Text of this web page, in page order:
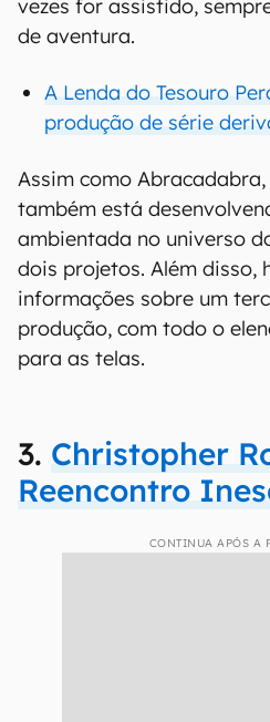
vezes for assistido,
de aventura.
A Lenda do Tesouro
produção de série
Assim como
também está
ambientada no universo
dois projetos. Além disso,
informações sobre um
produção, com todo o
para as telas.
3. Christopher
Reencontro
CONTINUA APÓS A